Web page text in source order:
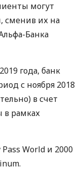
могут
сменив их на
Банка
года, банк
с ноября 2018
в счет
в рамках
World и 2000